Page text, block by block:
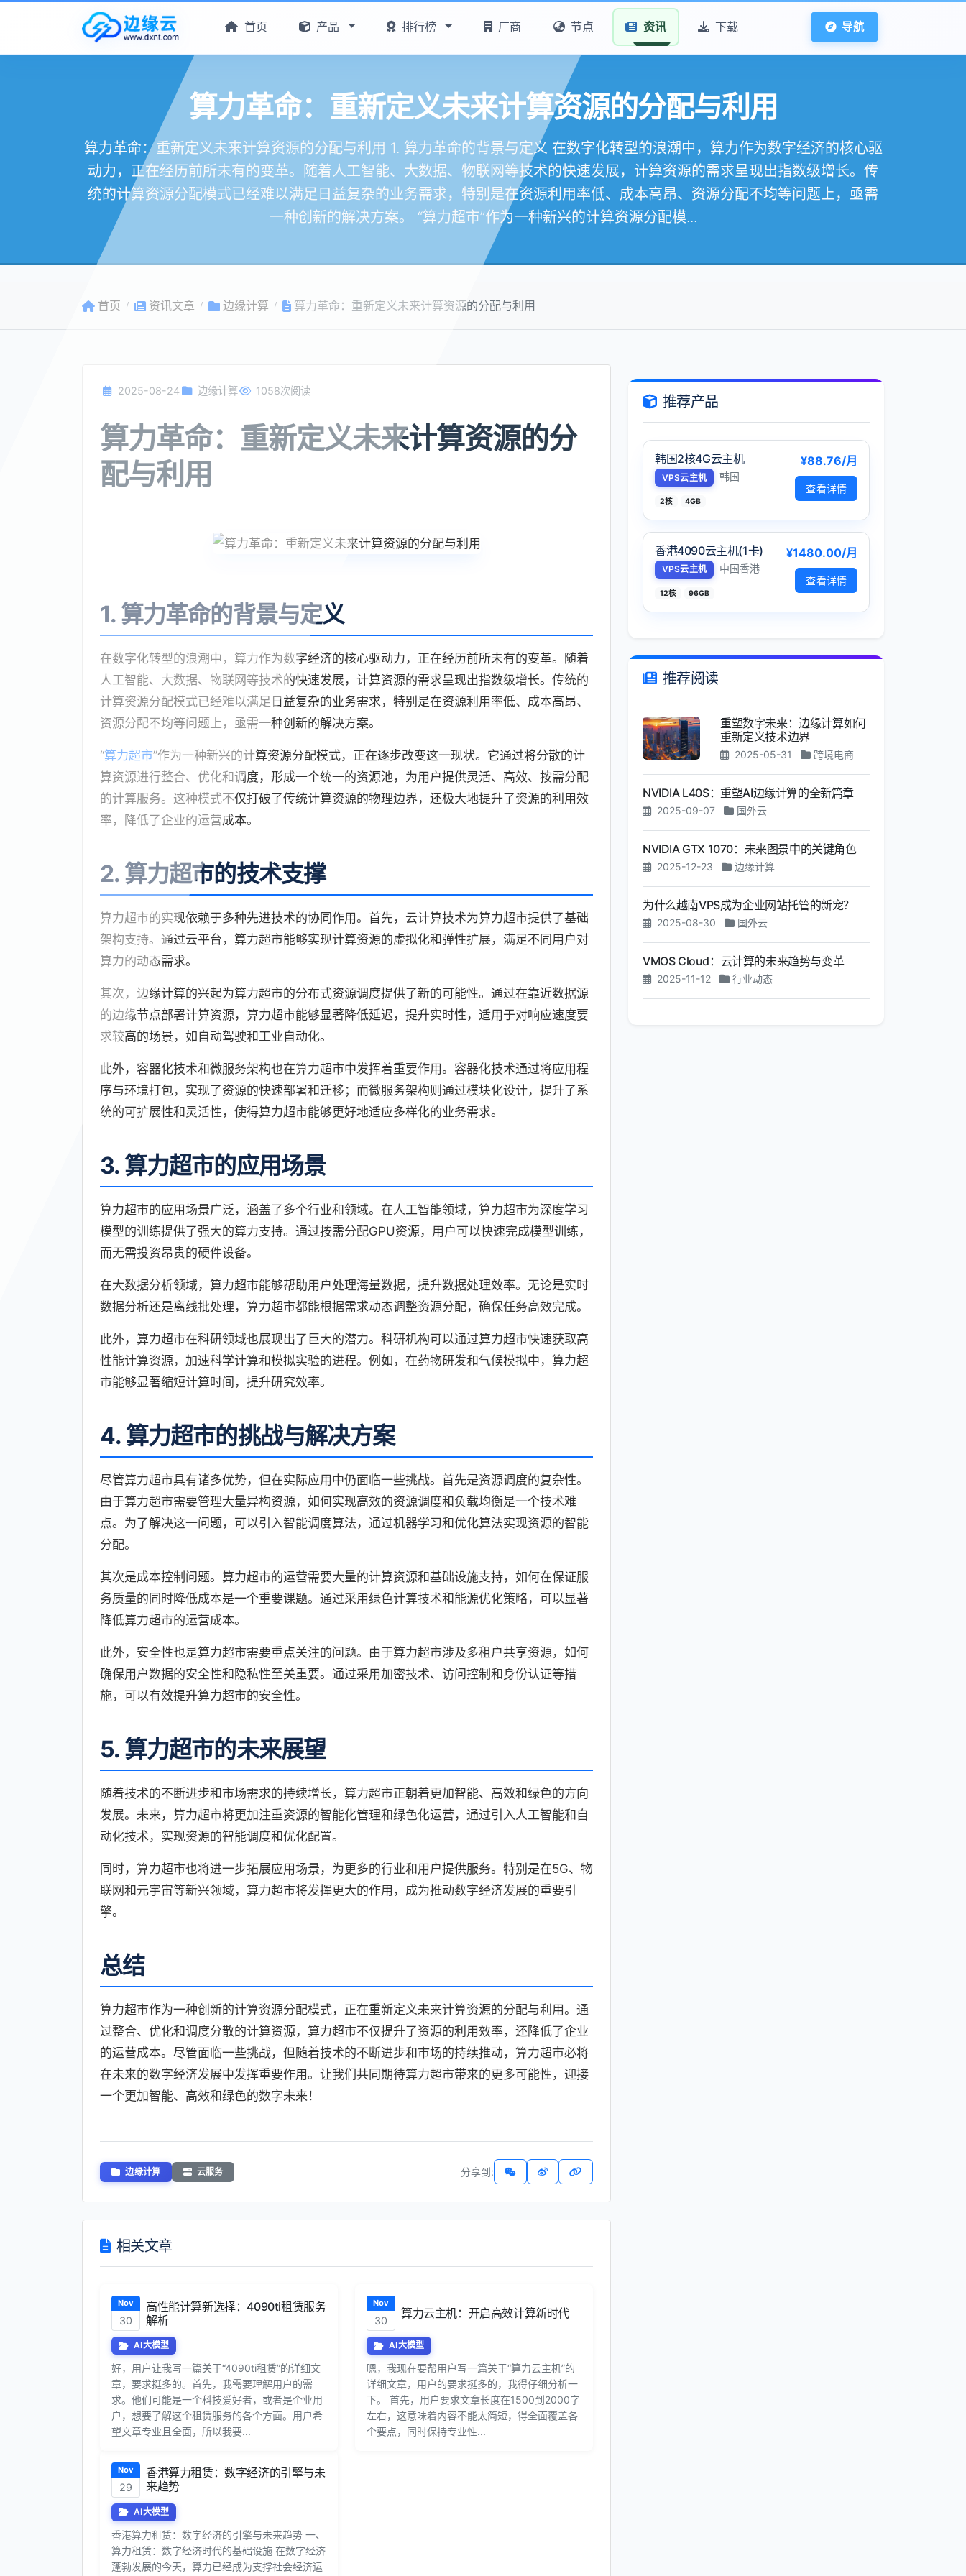
首页 产品 排行榜 厂商 节点 资讯 下载 导航
算力革命：重新定义未来计算资源的分配与利用
算力革命：重新定义未来计算资源的分配与利用 1. 算力革命的背景与定义 在数字化转型的浪潮中，算力作为数字经济的核心驱
动力，正在经历前所未有的变革。随着人工智能、大数据、物联网等技术的快速发展，计算资源的需求呈现出指数级增长。传
统的计算资源分配模式已经难以满足日益复杂的业务需求，特别是在资源利用率低、成本高昂、资源分配不均等问题上，亟需
一种创新的解决方案。 “算力超市”作为一种新兴的计算资源分配模...
首页 资讯文章 边缘计算 算力革命：重新定义未来计算资源的分配与利用
2025-08-24 边缘计算 1058次阅读
算力革命：重新定义未来计算资源的分
配与利用
1. 算力革命的背景与定义
在数字化转型的浪潮中，算力作为数字经济的核心驱动力，正在经历前所未有的变革。随着
人工智能、大数据、物联网等技术的快速发展，计算资源的需求呈现出指数级增长。传统的
计算资源分配模式已经难以满足日益复杂的业务需求，特别是在资源利用率低、成本高昂、
资源分配不均等问题上，亟需一种创新的解决方案。
“算力超市”作为一种新兴的计算资源分配模式，正在逐步改变这一现状。它通过将分散的计
算资源进行整合、优化和调度，形成一个统一的资源池，为用户提供灵活、高效、按需分配
的计算服务。这种模式不仅打破了传统计算资源的物理边界，还极大地提升了资源的利用效
率，降低了企业的运营成本。
2. 算力超市的技术支撑
算力超市的实现依赖于多种先进技术的协同作用。首先，云计算技术为算力超市提供了基础
架构支持。通过云平台，算力超市能够实现计算资源的虚拟化和弹性扩展，满足不同用户对
算力的动态需求。
其次，边缘计算的兴起为算力超市的分布式资源调度提供了新的可能性。通过在靠近数据源
的边缘节点部署计算资源，算力超市能够显著降低延迟，提升实时性，适用于对响应速度要
求较高的场景，如自动驾驶和工业自动化。
此外，容器化技术和微服务架构也在算力超市中发挥着重要作用。容器化技术通过将应用程
序与环境打包，实现了资源的快速部署和迁移；而微服务架构则通过模块化设计，提升了系
统的可扩展性和灵活性，使得算力超市能够更好地适应多样化的业务需求。
3. 算力超市的应用场景
算力超市的应用场景广泛，涵盖了多个行业和领域。在人工智能领域，算力超市为深度学习
模型的训练提供了强大的算力支持。通过按需分配GPU资源，用户可以快速完成模型训练，
而无需投资昂贵的硬件设备。
在大数据分析领域，算力超市能够帮助用户处理海量数据，提升数据处理效率。无论是实时
数据分析还是离线批处理，算力超市都能根据需求动态调整资源分配，确保任务高效完成。
此外，算力超市在科研领域也展现出了巨大的潜力。科研机构可以通过算力超市快速获取高
性能计算资源，加速科学计算和模拟实验的进程。例如，在药物研发和气候模拟中，算力超
市能够显著缩短计算时间，提升研究效率。
4. 算力超市的挑战与解决方案
尽管算力超市具有诸多优势，但在实际应用中仍面临一些挑战。首先是资源调度的复杂性。
由于算力超市需要管理大量异构资源，如何实现高效的资源调度和负载均衡是一个技术难
点。为了解决这一问题，可以引入智能调度算法，通过机器学习和优化算法实现资源的智能
分配。
其次是成本控制问题。算力超市的运营需要大量的计算资源和基础设施支持，如何在保证服
务质量的同时降低成本是一个重要课题。通过采用绿色计算技术和能源优化策略，可以显著
降低算力超市的运营成本。
此外，安全性也是算力超市需要重点关注的问题。由于算力超市涉及多租户共享资源，如何
确保用户数据的安全性和隐私性至关重要。通过采用加密技术、访问控制和身份认证等措
施，可以有效提升算力超市的安全性。
5. 算力超市的未来展望
随着技术的不断进步和市场需求的持续增长，算力超市正朝着更加智能、高效和绿色的方向
发展。未来，算力超市将更加注重资源的智能化管理和绿色化运营，通过引入人工智能和自
动化技术，实现资源的智能调度和优化配置。
同时，算力超市也将进一步拓展应用场景，为更多的行业和用户提供服务。特别是在5G、物
联网和元宇宙等新兴领域，算力超市将发挥更大的作用，成为推动数字经济发展的重要引
擎。
总结
算力超市作为一种创新的计算资源分配模式，正在重新定义未来计算资源的分配与利用。通
过整合、优化和调度分散的计算资源，算力超市不仅提升了资源的利用效率，还降低了企业
的运营成本。尽管面临一些挑战，但随着技术的不断进步和市场的持续推动，算力超市必将
在未来的数字经济发展中发挥重要作用。让我们共同期待算力超市带来的更多可能性，迎接
一个更加智能、高效和绿色的数字未来！
边缘计算 云服务 分享到:
相关文章
Nov
30
高性能计算新选择：4090ti租赁服务
解析
AI大模型
好，用户让我写一篇关于“4090ti租赁”的详细文
章，要求挺多的。首先，我需要理解用户的需
求。他们可能是一个科技爱好者，或者是企业用
户，想要了解这个租赁服务的各个方面。用户希
望文章专业且全面，所以我要...
Nov
30
算力云主机：开启高效计算新时代
AI大模型
嗯，我现在要帮用户写一篇关于“算力云主机”的
详细文章，用户的要求挺多的，我得仔细分析一
下。 首先，用户要求文章长度在1500到2000字
左右，这意味着内容不能太简短，得全面覆盖各
个要点，同时保持专业性...
Nov
29
香港算力租赁：数字经济的引擎与未
来趋势
AI大模型
香港算力租赁：数字经济的引擎与未来趋势 一、
算力租赁：数字经济时代的基础设施 在数字经济
蓬勃发展的今天，算力已经成为支撑社会经济运
推荐产品
韩国2核4G云主机
VPS云主机 韩国
2核 4GB
¥88.76/月
查看详情
香港4090云主机(1卡)
VPS云主机 中国香港
12核 96GB
¥1480.00/月
查看详情
推荐阅读
重塑数字未来：边缘计算如何
重新定义技术边界
2025-05-31 跨境电商
NVIDIA L40S：重塑AI边缘计算的全新篇章
2025-09-07 国外云
NVIDIA GTX 1070：未来图景中的关键角色
2025-12-23 边缘计算
为什么越南VPS成为企业网站托管的新宠？
2025-08-30 国外云
VMOS Cloud：云计算的未来趋势与变革
2025-11-12 行业动态